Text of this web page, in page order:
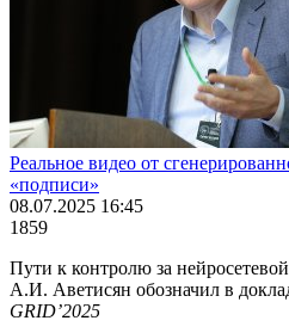
Реальное видео от
«подписи»
08.07.2025 16:45
1859
Пути к контролю за
А.И. Аветисян обозначил в
GRID’2025